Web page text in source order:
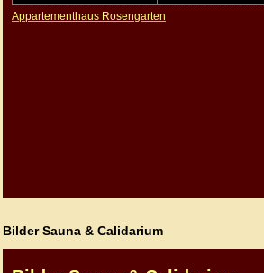
Bilder Sauna & Calidarium